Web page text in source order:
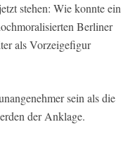
stehen: Wie konnte ein
Berliner
als Vorzeigefigur
sein als die
der Anklage.